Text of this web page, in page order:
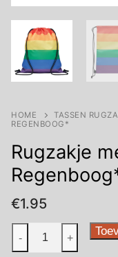
HOME TASSEN
REGENBOOG*
Rugzakje
€1.95
Rugzakje
met
- +